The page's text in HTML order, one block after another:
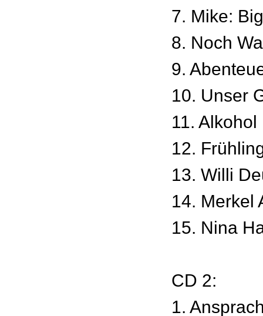
7. Mike:
8. Noch
9.
10. Unser
11. Alkohol
12.
13. Willi
14. Merkel
15. Nina
CD 2:
1.